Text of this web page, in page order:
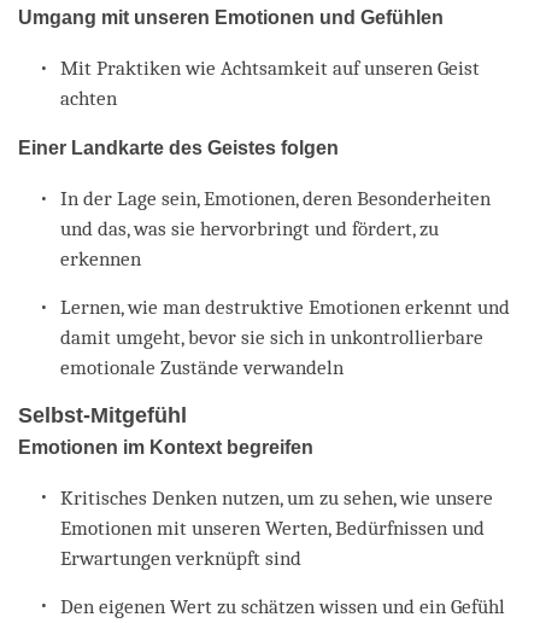
Umgang mit unseren Emotionen und Gefühlen
Mit Praktiken wie Achtsamkeit auf unseren Geist
achten
Einer Landkarte des Geistes folgen
In der Lage sein, Emotionen, deren Besonderheiten
und das, was sie hervorbringt und fördert, zu
erkennen
Lernen, wie man destruktive Emotionen erkennt und
damit umgeht, bevor sie sich in unkontrollierbare
emotionale Zustände verwandeln
Selbst-Mitgefühl
Emotionen im Kontext begreifen
Kritisches Denken nutzen, um zu sehen, wie unsere
Emotionen mit unseren Werten, Bedürfnissen und
Erwartungen verknüpft sind
Den eigenen Wert zu schätzen wissen und ein Gefühl